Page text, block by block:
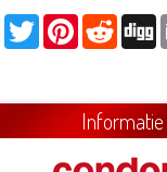
Facebook
TwitterPinterestReddit